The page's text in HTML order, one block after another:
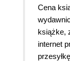
Cena
książke,
internet